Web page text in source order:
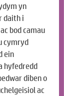
yn
daith i
bod camau
cymryd
ein
hyfedredd
diben o
ac